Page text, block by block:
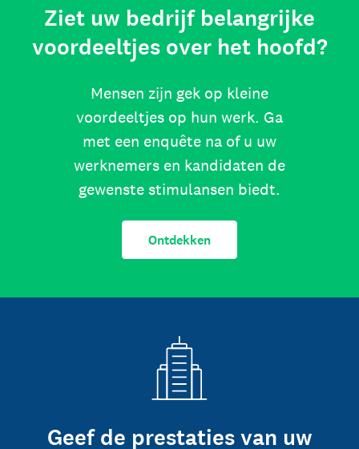
Ziet uw bedrijf belangrijke
voordeeltjes over het hoofd?
Mensen zijn gek op kleine
voordeeltjes op hun werk. Ga
met een enquête na of u uw
werknemers en kandidaten de
gewenste stimulansen biedt.
Ontdekken
Geef de prestaties van uw